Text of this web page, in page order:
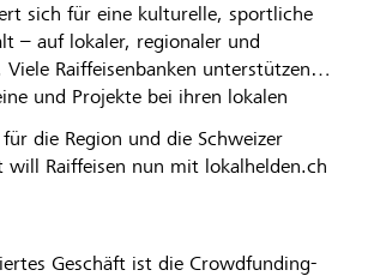
sich für eine kulturelle, sportliche
– auf lokaler, regionaler und
Viele Raiffeisenbanken unterstützen
und Projekte bei ihren lokalen
die Region und die Schweizer
will Raiffeisen nun mit lokalhelden.ch
Geschäft ist die Crowdfunding-